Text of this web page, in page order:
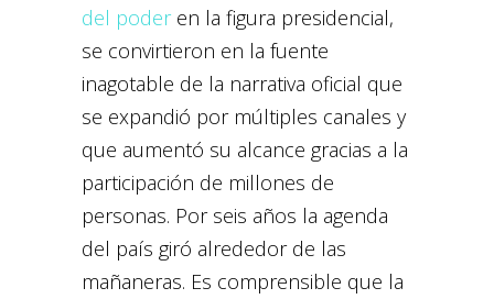
del poderen la figura presidencial,
se convirtieron en la fuente
inagotable de la narrativa oficial que
se expandió por múltiples canales y
que aumentó su alcance gracias a la
participación de millones de
personas. Por seis años la agenda
del país giró alrededor de las
mañaneras. Es comprensible que la